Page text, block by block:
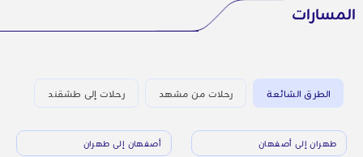
المسارات
الطرق الشائعة رحلات من مشهد رحلات إلى طشقند
طهران إلى أصفهان أصفهان إلى طهران